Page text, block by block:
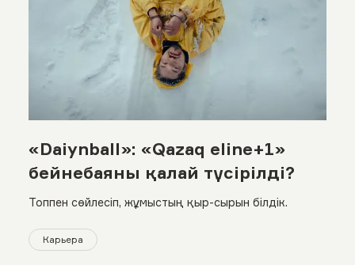
«Daiynball»: «Qazaq eline+1»
бейнебаяны қалай түсірілді?
Топпен сөйлесіп, жұмыстың қыр-сырын білдік.
Карьера